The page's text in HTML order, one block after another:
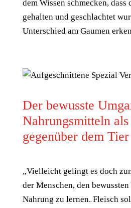
dem Wissen schmecken,
gehalten und geschlachtet
Unterschied am Gaumen
Der bewusste
Nahrungsmitteln
gegenüber dem Tier
„Vielleicht gelingt es doch
der Menschen, den
Nahrung zu lernen. Fleisch